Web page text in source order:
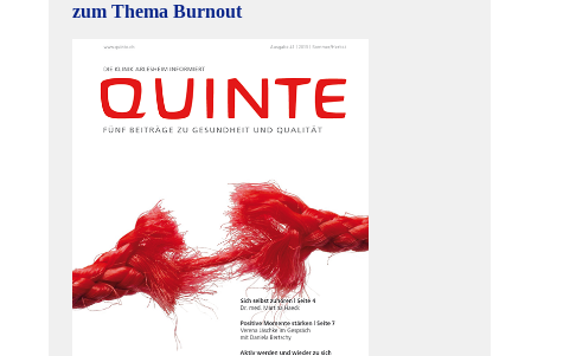
zum Thema Burnout